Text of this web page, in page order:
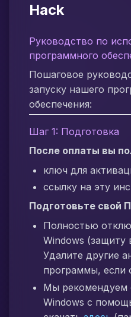
Hack
Руководство по
программного
Пошаговое
запуску нашего
обеспечения:
Шаг 1: Подготовка
После оплаты вы
ключ для
ссылку на эту
Подготовьте свой
Полностью
Windows (защиту
Удалите другие
программы, если
Мы рекомендуем
Windows с